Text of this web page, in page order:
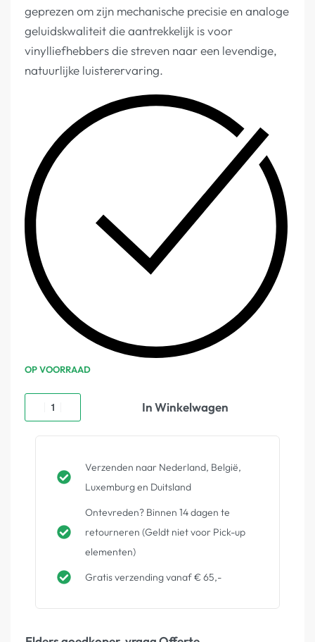
geprezen om zijn mechanische precisie en analoge
geluidskwaliteit die aantrekkelijk is voor
vinylliefhebbers die streven naar een levendige,
natuurlijke luisterervaring.
OP VOORRAAD
In Winkelwagen
Verzenden naar Nederland, België,
Luxemburg en Duitsland
Ontevreden? Binnen 14 dagen te
retourneren (Geldt niet voor Pick-up
elementen)
Gratis verzending vanaf € 65,-